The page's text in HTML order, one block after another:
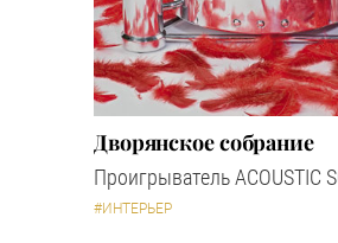
Дворянское собрание
Проигрыватель ACOUSTIC
#ИНТЕРЬЕР